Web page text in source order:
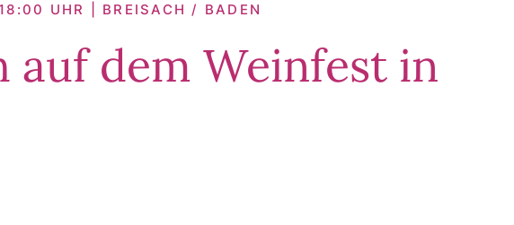
UHR | BREISACH / BADEN
auf dem Weinfest in